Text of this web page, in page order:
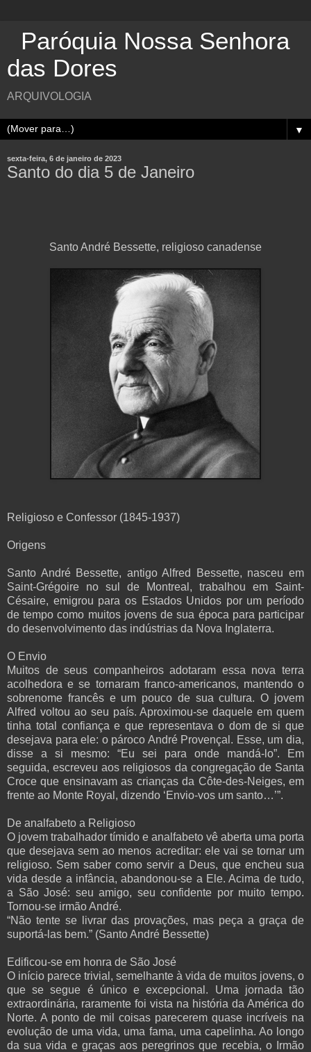
Paróquia Nossa Senhora
das Dores
ARQUIVOLOGIA
▼
sexta-feira, 6 de janeiro de 2023
Santo do dia 5 de Janeiro
Santo André Bessette, religioso canadense
Religioso e Confessor (1845-1937)
Origens
Santo André Bessette, antigo Alfred Bessette, nasceu em
Saint-Grégoire no sul de Montreal, trabalhou em Saint-
Césaire, emigrou para os Estados Unidos por um período
de tempo como muitos jovens de sua época para participar
do desenvolvimento das indústrias da Nova Inglaterra.
O Envio
Muitos de seus companheiros adotaram essa nova terra
acolhedora e se tornaram franco-americanos, mantendo o
sobrenome francês e um pouco de sua cultura. O jovem
Alfred voltou ao seu país. Aproximou-se daquele em quem
tinha total confiança e que representava o dom de si que
desejava para ele: o pároco André Provençal. Esse, um dia,
disse a si mesmo: “Eu sei para onde mandá-lo”. Em
seguida, escreveu aos religiosos da congregação de Santa
Croce que ensinavam as crianças da Côte-des-Neiges, em
frente ao Monte Royal, dizendo ‘Envio-vos um santo…’”.
De analfabeto a Religioso
O jovem trabalhador tímido e analfabeto vê aberta uma porta
que desejava sem ao menos acreditar: ele vai se tornar um
religioso. Sem saber como servir a Deus, que encheu sua
vida desde a infância, abandonou-se a Ele. Acima de tudo,
a São José: seu amigo, seu confidente por muito tempo.
Tornou-se irmão André.
“Não tente se livrar das provações, mas peça a graça de
suportá-las bem.” (Santo André Bessette)
Edificou-se em honra de São José
O início parece trivial, semelhante à vida de muitos jovens, o
que se segue é único e excepcional. Uma jornada tão
extraordinária, raramente foi vista na história da América do
Norte. A ponto de mil coisas parecerem quase incríveis na
evolução de uma vida, uma fama, uma capelinha. Ao longo
da sua vida e graças aos peregrinos que recebia, o Irmão